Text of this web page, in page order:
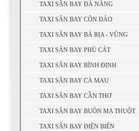
TAXI SÂN BAY ĐÀ NẴNG
TAXI SÂN BAY CÔN ĐẢO
TAXI SÂN BAY BÀ RỊA - VŨNG
TÀU
TAXI SÂN BAY PHÙ CÁT
TAXI SÂN BAY BÌNH ĐỊNH
TAXI SÂN BAY CÀ MAU
TAXI SÂN BAY CẦN THƠ
TAXI SÂN BAY BUÔN MA THUỘT
TAXI SÂN BAY ĐIỆN BIÊN